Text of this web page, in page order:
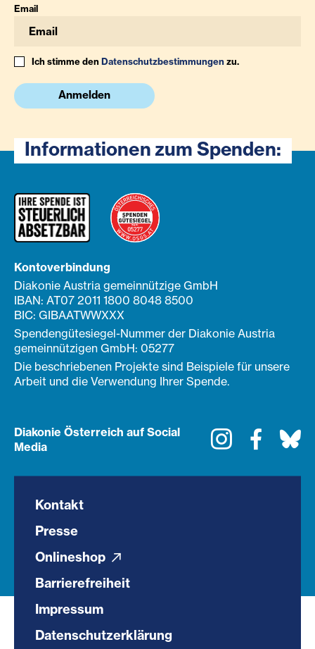
Email
Ich stimme denDatenschutzbestimmungenzu.
Anmelden
Informationen zum Spenden:
Kontoverbindung
Diakonie Austria gemeinnützige GmbH
IBAN: AT07 2011 1800 8048 8500
BIC: GIBAATWWXXX
Spendengütesiegel-Nummer der Diakonie Austria
gemeinnützigen GmbH: 05277
Die beschriebenen Projekte sind Beispiele für unsere
Arbeit und die Verwendung Ihrer Spende.
Diakonie Österreich auf Social
Media
Instagram
Kontakt
Presse
Onlineshop
Barrierefreiheit
Impressum
Datenschutzerklärung